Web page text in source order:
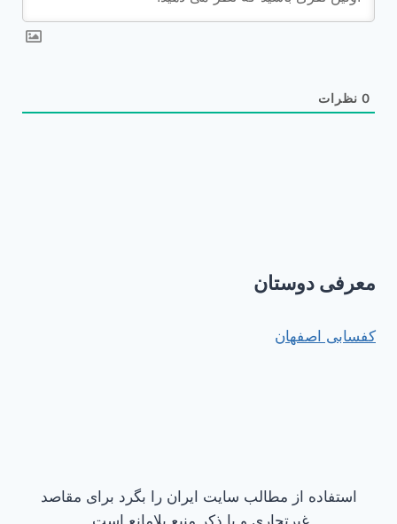
0 نظرات
معرفی دوستان
کفسابی اصفهان
استفاده از مطالب سایت ایران را بگرد برای مقاصد
غیرتجاری و با ذکر منبع بلامانع است.